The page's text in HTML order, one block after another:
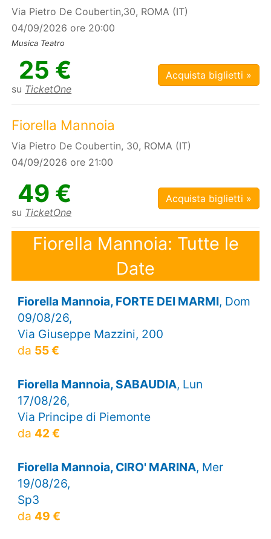
Via Pietro De Coubertin,30, ROMA (IT)
04/09/2026 ore 20:00
Musica Teatro
25 €
su TicketOne
Acquista biglietti »
Fiorella Mannoia
Via Pietro De Coubertin, 30, ROMA (IT)
04/09/2026 ore 21:00
49 €
su TicketOne
Acquista biglietti »
Fiorella Mannoia: Tutte le
Date
Fiorella Mannoia, FORTE DEI MARMI, Dom
09/08/26,
Via Giuseppe Mazzini, 200
da 55 €
Fiorella Mannoia, SABAUDIA, Lun
17/08/26,
Via Principe di Piemonte
da 42 €
Fiorella Mannoia, CIRO' MARINA, Mer
19/08/26,
Sp3
da 49 €